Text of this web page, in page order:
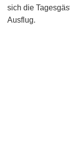
sich die
Ausflug.